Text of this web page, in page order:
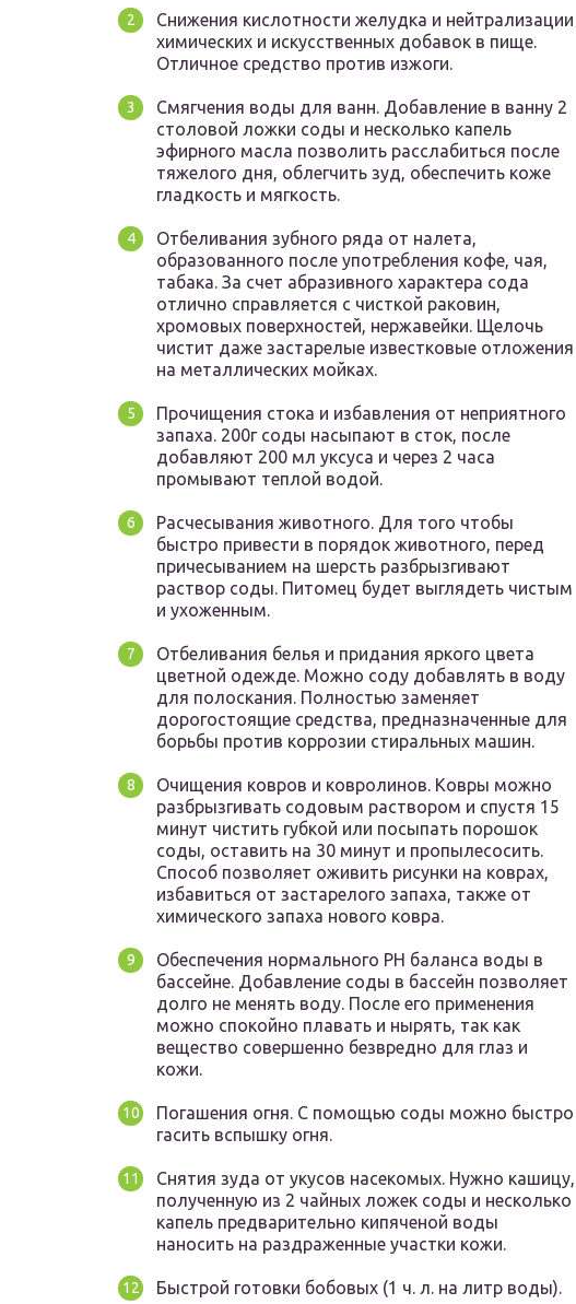
Снижения кислотности желудка и нейтрализации
химических и искусственных добавок в пище.
Отличное средство против изжоги.
Смягчения воды для ванн. Добавление в ванну 2
столовой ложки соды и несколько капель
эфирного масла позволить расслабиться после
тяжелого дня, облегчить зуд, обеспечить коже
гладкость и мягкость.
Отбеливания зубного ряда от налета,
образованного после употребления кофе, чая,
табака. За счет абразивного характера сода
отлично справляется с чисткой раковин,
хромовых поверхностей, нержавейки. Щелочь
чистит даже застарелые известковые отложения
на металлических мойках.
Прочищения стока и избавления от неприятного
запаха. 200г соды насыпают в сток, после
добавляют 200 мл уксуса и через 2 часа
промывают теплой водой.
Расчесывания животного. Для того чтобы
быстро привести в порядок животного, перед
причесыванием на шерсть разбрызгивают
раствор соды. Питомец будет выглядеть чистым
и ухоженным.
Отбеливания белья и придания яркого цвета
цветной одежде. Можно соду добавлять в воду
для полоскания. Полностью заменяет
дорогостоящие средства, предназначенные для
борьбы против коррозии стиральных машин.
Очищения ковров и ковролинов. Ковры можно
разбрызгивать содовым раствором и спустя 15
минут чистить губкой или посыпать порошок
соды, оставить на 30 минут и пропылесосить.
Способ позволяет оживить рисунки на коврах,
избавиться от застарелого запаха, также от
химического запаха нового ковра.
Обеспечения нормального PH баланса воды в
бассейне. Добавление соды в бассейн позволяет
долго не менять воду. После его применения
можно спокойно плавать и нырять, так как
вещество совершенно безвредно для глаз и
кожи.
Погашения огня. С помощью соды можно быстро
гасить вспышку огня.
Снятия зуда от укусов насекомых. Нужно кашицу,
полученную из 2 чайных ложек соды и несколько
капель предварительно кипяченой воды
наносить на раздраженные участки кожи.
Быстрой готовки бобовых (1 ч. л. на литр воды).